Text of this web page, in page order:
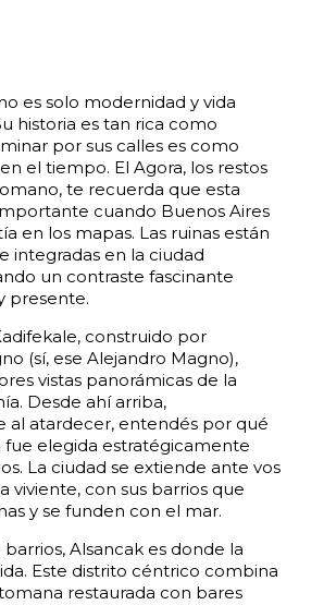
es solo modernidad y vida
historia es tan rica como
por sus calles es como
el tiempo. El Agora, los restos
te recuerda que esta
cuando Buenos Aires
en los mapas. Las ruinas están
integradas en la ciudad
un contraste fascinante
presente.
construido por
(sí, ese Alejandro Magno),
vistas panorámicas de la
Desde ahí arriba,
al atardecer, entendés por qué
fue elegida estratégicamente
La ciudad se extiende ante vos
viviente, con sus barrios que
y se funden con el mar.
Alsancak es donde la
Este distrito céntrico combina
restaurada con bares